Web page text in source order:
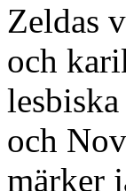
Zeldas
och
och
märker